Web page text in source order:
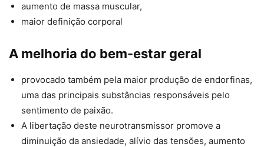
aumento de massa muscular,
maior definição corporal
A melhoria do bem-estar geral
provocado também pela maior produção de endorfinas,
uma das principais substâncias responsáveis pelo
sentimento de paixão.
A libertação deste neurotransmissor promove a
diminuição da ansiedade, alívio das tensões, aumento